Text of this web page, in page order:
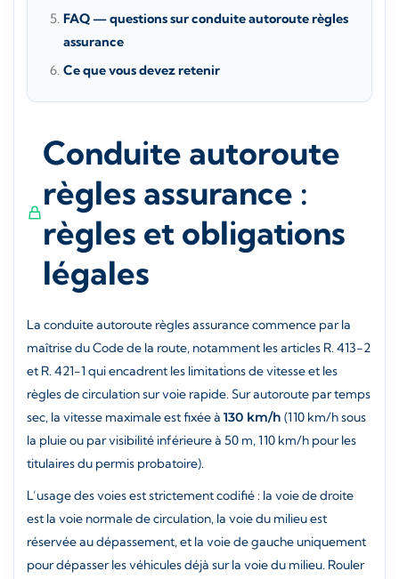
FAQ — questions sur conduite autoroute règles
assurance
Ce que vous devez retenir
Conduite autoroute
règles assurance :
règles et obligations
légales
La conduite autoroute règles assurance commence par la
maîtrise du Code de la route, notamment les articles R. 413-2
et R. 421-1 qui encadrent les limitations de vitesse et les
règles de circulation sur voie rapide. Sur autoroute par temps
sec, la vitesse maximale est fixée à 130 km/h (110 km/h sous
la pluie ou par visibilité inférieure à 50 m, 110 km/h pour les
titulaires du permis probatoire).
L’usage des voies est strictement codifié : la voie de droite
est la voie normale de circulation, la voie du milieu est
réservée au dépassement, et la voie de gauche uniquement
pour dépasser les véhicules déjà sur la voie du milieu. Rouler